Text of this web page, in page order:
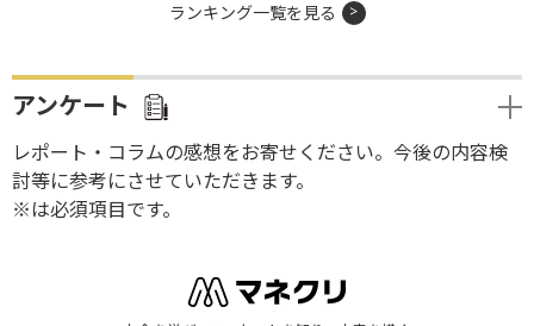
ランキング一覧を見る
アンケート
レポート・コラムの感想をお寄せください。今後の内容検
討等に参考にさせていただきます。
※は必須項目です。